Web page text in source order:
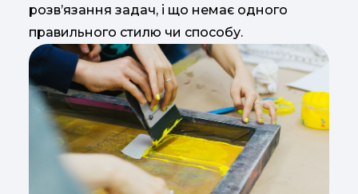
розв’язання задач, і що немає одного
правильного стилю чи способу.